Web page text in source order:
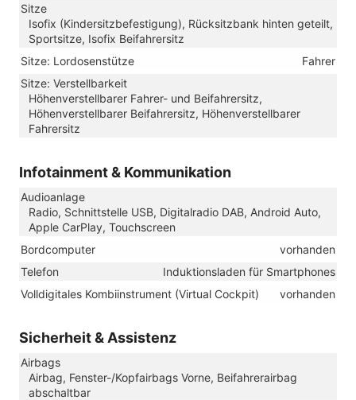
Sitze
Isofix (Kindersitzbefestigung), Rücksitzbank hinten geteilt,
Sportsitze, Isofix Beifahrersitz
Sitze: Lordosenstütze
Fahrer
Sitze: Verstellbarkeit
Höhenverstellbarer Fahrer- und Beifahrersitz,
Höhenverstellbarer Beifahrersitz, Höhenverstellbarer
Fahrersitz
Infotainment & Kommunikation
Audioanlage
Radio, Schnittstelle USB, Digitalradio DAB, Android Auto,
Apple CarPlay, Touchscreen
Bordcomputer
vorhanden
Telefon
Induktionsladen für Smartphones
Volldigitales Kombiinstrument (Virtual Cockpit)
vorhanden
Sicherheit & Assistenz
Airbags
Airbag, Fenster-/Kopfairbags Vorne, Beifahrerairbag
abschaltbar